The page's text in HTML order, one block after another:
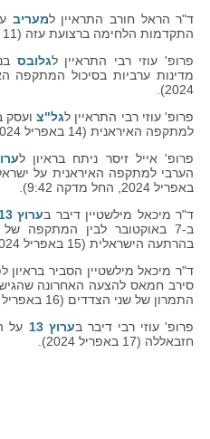
ד"ר הראל חורב התראיין למעריב
התקדמות הלחימה ברצועת עזה (11 באפריל 2024).
פרופ' עוזי רבי התראיין לגלובס
2024).
פרופ' עוזי רבי התראיין לגל"צועסק
למתקפה האיראנית (14 באפריל 2024, החל מדקה 12:54).
פרופ' אייל זיסר ניתח בראיון ל
באפריל 2024, החל מדקה 9:42).
ד"ר מיכאל מילשטיין דיבר בערוץ 13
ב-7 באוקטובר לבין המתקפה
בהרתעה הישראלית (15 באפריל 2024).
ד"ר מיכאל מילשטיין הסביר בראיון
סירב חמאס להצעה האחרונה
התמרון של שני הצדדים (16 באפריל 2024).
פרופ' עוזי רבי דיבר בערוץ 13
על
חזבאללה (17 באפריל 2024).